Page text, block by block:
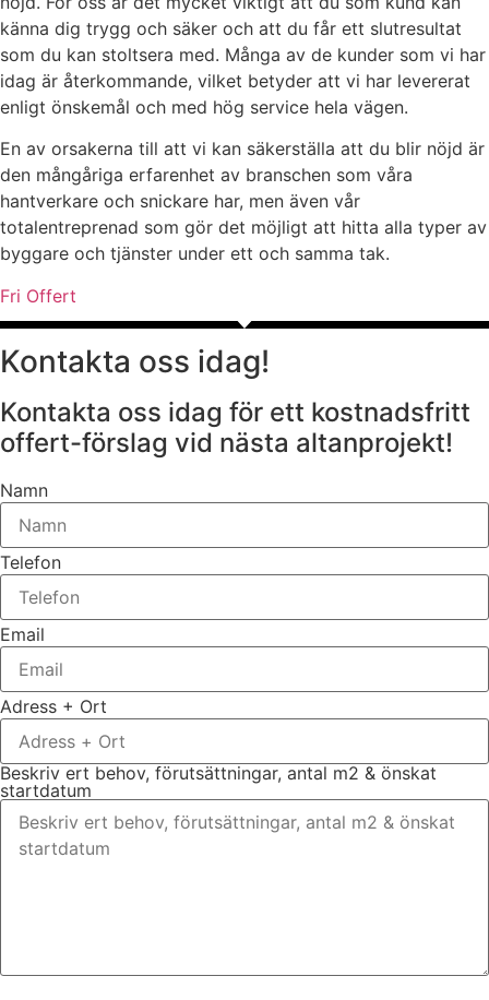
känna dig trygg och säker och att du får ett slutresultat
som du kan stoltsera med. Många av de kunder som vi har
idag är återkommande, vilket betyder att vi har levererat
enligt önskemål och med hög service hela vägen.
En av orsakerna till att vi kan säkerställa att du blir nöjd är
den mångåriga erfarenhet av branschen som våra
hantverkare och snickare har, men även vår
totalentreprenad som gör det möjligt att hitta alla typer av
byggare och tjänster under ett och samma tak.
Fri Offert
Kontakta oss idag!
Kontakta oss idag för ett kostnadsfritt
offert-förslag vid nästa altanprojekt!
Namn
Telefon
Email
Adress + Ort
Beskriv ert behov, förutsättningar, antal m2 & önskat
startdatum